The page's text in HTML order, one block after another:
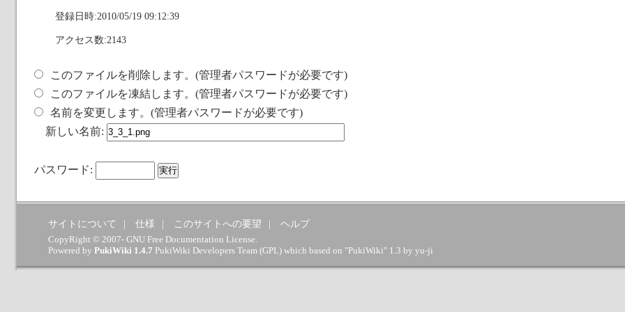
登録日時:2010/05/19 09:12:39
アクセス数:2143
このファイルを削除します。(管理者パスワードが必要です)
このファイルを凍結します。(管理者パスワードが必要です)
名前を変更します。(管理者パスワードが必要です)
新しい名前:
パスワード:
サイトについて 仕様 このサイトへの要望 ヘルプ
CopyRight © 2007- GNU Free Documentation License.
Powered by PukiWiki 1.4.7 PukiWiki Developers Team (GPL) which based on "PukiWiki" 1.3 by yu-ji